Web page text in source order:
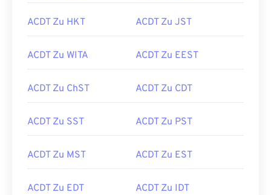
ACDT Zu HKT ACDT Zu JST
ACDT Zu WITA ACDT Zu EEST
ACDT Zu ChST ACDT Zu CDT
ACDT Zu SST ACDT Zu PST
ACDT Zu MST ACDT Zu EST
ACDT Zu EDT ACDT Zu IDT